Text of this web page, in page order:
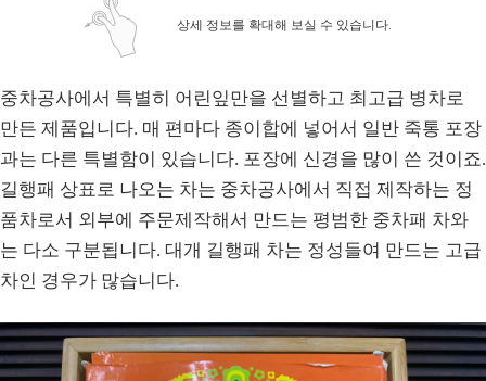
상세 정보를 확대해 보실 수 있습니다.
중차공사에서 특별히 어린잎만을 선별하고 최고급 병차로
만든 제품입니다. 매 편마다 종이합에 넣어서 일반 죽통 포장
과는 다른 특별함이 있습니다. 포장에 신경을 많이 쓴 것이죠.
길행패 상표로 나오는 차는 중차공사에서 직접 제작하는 정
품차로서 외부에 주문제작해서 만드는 평범한 중차패 차와
는 다소 구분됩니다. 대개 길행패 차는 정성들여 만드는 고급
차인 경우가 많습니다.